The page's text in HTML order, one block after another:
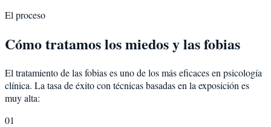
El proceso
Cómo tratamos los miedos y las fobias
El tratamiento de las fobias es uno de los más eficaces en psicología
clínica. La tasa de éxito con técnicas basadas en la exposición es
muy alta:
01